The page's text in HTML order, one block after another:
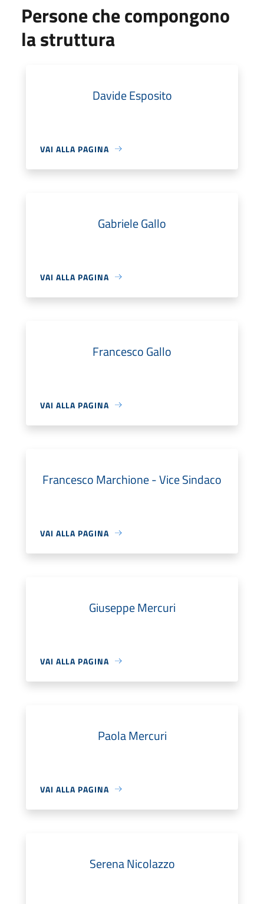
Persone che compongono
la struttura
Davide Esposito
VAI ALLA PAGINA
Gabriele Gallo
VAI ALLA PAGINA
Francesco Gallo
VAI ALLA PAGINA
Francesco Marchione - Vice Sindaco
VAI ALLA PAGINA
Giuseppe Mercuri
VAI ALLA PAGINA
Paola Mercuri
VAI ALLA PAGINA
Serena Nicolazzo